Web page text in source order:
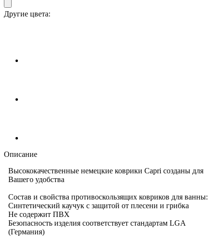
Другие цвета:
Описание
Высококачественные немецкие коврики Capri созданы для
Вашего удобства
Состав и свойства противоскользящих ковриков для ванны:
Синтетический каучук с защитой от плесени и грибка
Не содержит ПВХ
Безопасность изделия соответствует стандартам LGA
(Германия)